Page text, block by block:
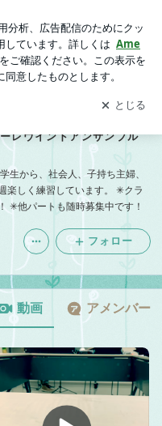
通知
を受け取りまし
開く
レウインドアンサンブル
生から、社会人、子持ち主婦、
楽しく練習しています。 ✳︎クラ
✳︎他パートも随時募集中です！
フォロー
動画 アメンバー